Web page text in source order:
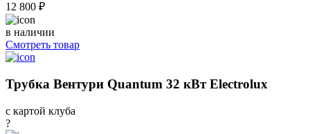
12 800 ₽
в наличии
Смотреть товар
Трубка Вентури Quantum 32 кВт Electrolux
с картой клуба
?